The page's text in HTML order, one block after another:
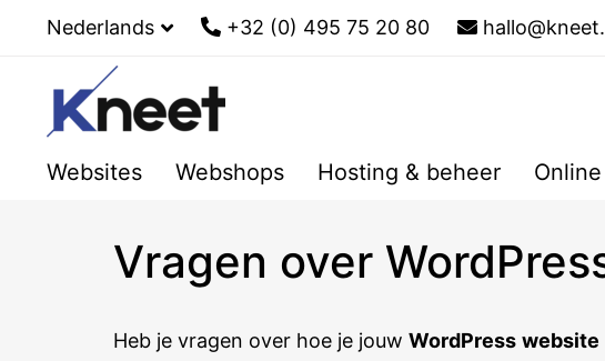
Nederlands +32 (0) 495 75 20 80
Websites Webshops Hosting & beheer
Vragen over
Heb je vragen over hoe je jouw WordPress website